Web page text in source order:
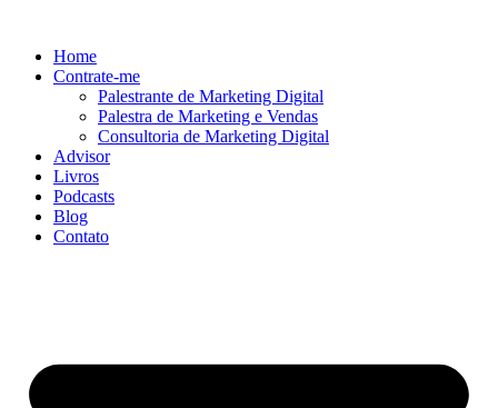
conteúdo
Home
Contrate-me
Palestrante de Marketing Digital
Palestra de Marketing e Vendas
Consultoria de Marketing Digital
Advisor
Livros
Podcasts
Blog
Contato